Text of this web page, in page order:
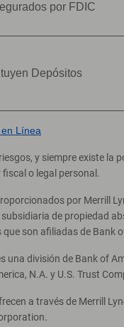
por FDIC
Depósitos
Línea
y siempre existe
o legal personal.
por Merrill
subsidiaria de propiedad
son afiliadas de Bank
una división de Bank of
N.A. y U.S. Trust
a través de Merrill